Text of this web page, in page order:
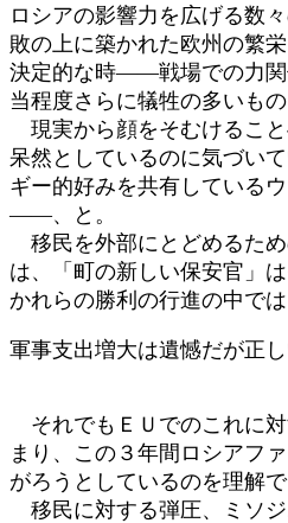
ロシアの影響力を広げる数
敗の上に築かれた欧州の繁
決定的な時――戦場での力関
当程度さらに犠牲の多いも
現実から顔をそむけること
呆然としているのに気づい
ギー的好みを共有している
――、と。
移民を外部にとどめるため
は、「町の新しい保安官」
かれらの勝利の行進の中で
軍事支出増大は遺憾だが正
それでもＥＵでのこれに対
まり、この３年間ロシアフ
がろうとしているのを理解
移民に対する弾圧、ミソジ